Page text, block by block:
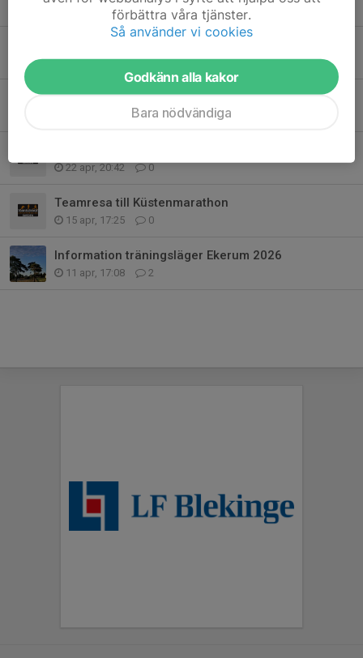
2 maj, 17:30 0
28 apr, 12:17 0
Långpass Studentviken 2 maj
0
22 apr, 20:42 0
Teamresa till Küstenmarathon
15 apr, 17:25 0
Information träningsläger Ekerum 2026
11 apr, 17:08 2
förbättra våra tjänster.
Så använder vi cookies
Godkänn alla kakor
Bara nödvändiga